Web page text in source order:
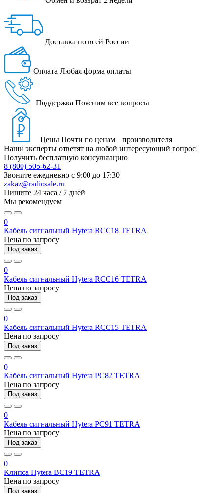
Доставка по всей России
Оплата Любая форма оплаты
Поддержка Поясним все вопросы
Цены Почти по ценам производителя
Наши эксперты ответят на любой интересующий вопрос!
Получить бесплатную консультацию
8 (800) 505-62-31
Звоните ежедневно с 9:00 до 17:30
zakaz@radiosale.ru
Пишите 24 часа / 7 дней
Мы рекомендуем
0
Кабель сигнальный Hytera RCC18 TETRA
Цена по запросу
Под заказ
0
Кабель сигнальный Hytera RCC16 TETRA
Цена по запросу
Под заказ
0
Кабель сигнальный Hytera RCC15 TETRA
Цена по запросу
Под заказ
0
Кабель сигнальный Hytera PC82 TETRA
Цена по запросу
Под заказ
0
Кабель сигнальный Hytera PC91 TETRA
Цена по запросу
Под заказ
0
Клипса Hytera BC19 TETRA
Цена по запросу
Под заказ